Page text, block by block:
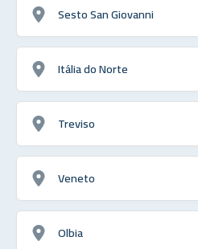
Sesto San Giovanni
Itália do Norte
Treviso
Veneto
Olbia